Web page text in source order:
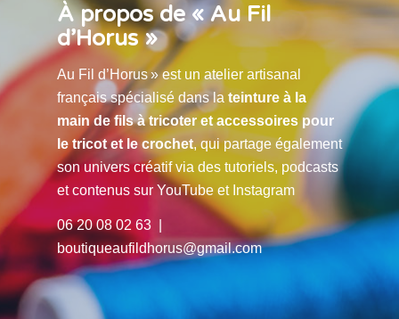
À propos de « Au Fil
d’Horus »
Au Fil d’Horus » est un atelier artisanal
français spécialisé dans la teinture à la
main de fils à tricoter et accessoires pour
le tricot et le crochet, qui partage également
son univers créatif via des tutoriels, podcasts
et contenus sur YouTube et Instagram
06 20 08 02 63 |
boutiqueaufildhorus@gmail.com